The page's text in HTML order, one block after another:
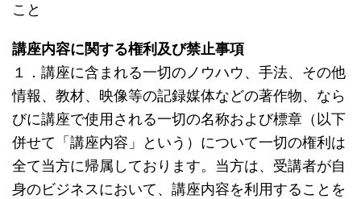
こと
講座内容に関する権利及び禁止事項
１．講座に含まれる一切のノウハウ、手法、その他
情報、教材、映像等の記録媒体などの著作物、なら
びに講座で使用される一切の名称および標章（以下
併せて「講座内容」という）について一切の権利は
全て当方に帰属しております。当方は、受講者が自
身のビジネスにおいて、講座内容を利用することを